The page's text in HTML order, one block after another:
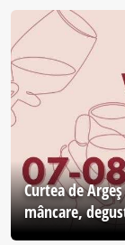
Curtea de
mâncare,